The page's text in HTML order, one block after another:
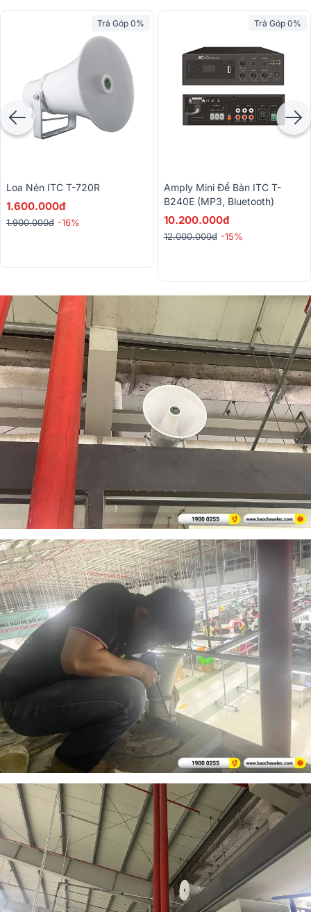
Trả Góp 0%
Loa Nén ITC T-720R
1.600.000đ
1.900.000đ -16%
Trả Góp 0%
Amply Mini Để Bàn ITC T-
B240E (MP3, Bluetooth)
10.200.000đ
12.000.000đ -15%